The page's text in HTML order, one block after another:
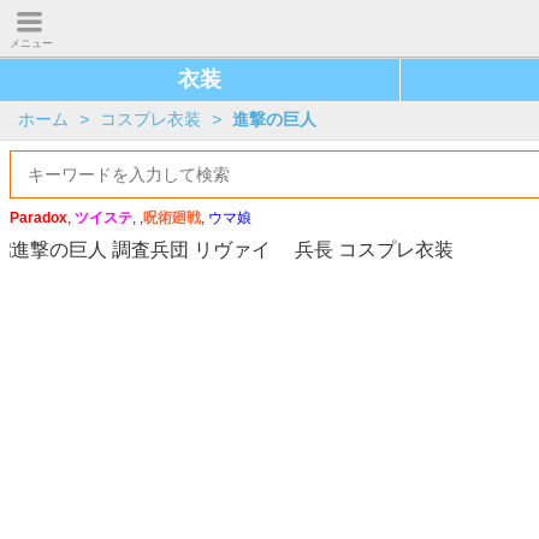
メニュー
衣装
ホーム > コスプレ衣装 > 進撃の巨人
Paradox, ツイステ, ,呪術廻戦, ウマ娘